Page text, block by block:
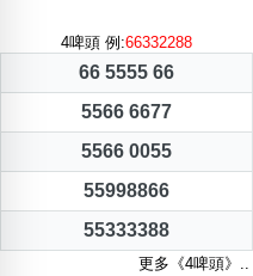
4啤頭 例:66332288
66 5555 66
5566 6677
5566 0055
55998866
55333388
更多《4啤頭》..